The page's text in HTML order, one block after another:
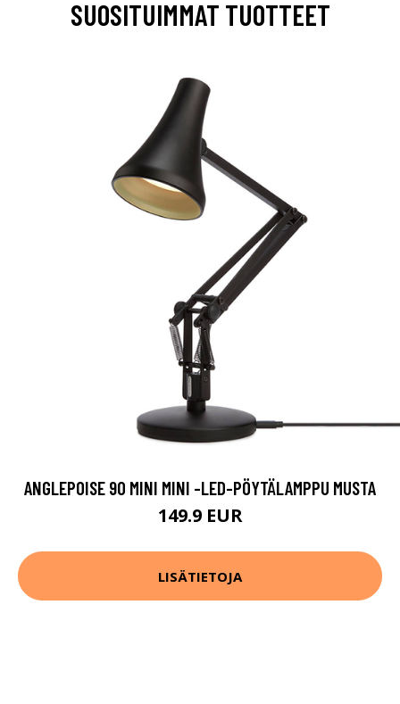
SUOSITUIMMAT TUOTTEET
ANGLEPOISE 90 MINI MINI -LED-PÖYTÄLAMPPU MUSTA
149.9 EUR
LISÄTIETOJA